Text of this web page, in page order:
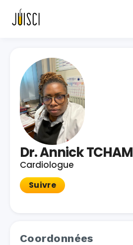
Dr. Annick TCHAM
Cardiologue
Suivre
Coordonnées